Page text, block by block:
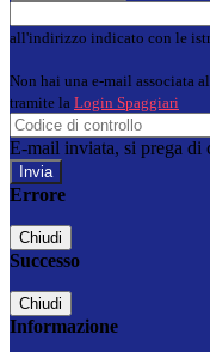
all'indirizzo indicato con le
Non hai una e-mail associata
tramite la Login Spaggiari
E-mail inviata, si prega di
Errore
Chiudi
Successo
Chiudi
Informazione